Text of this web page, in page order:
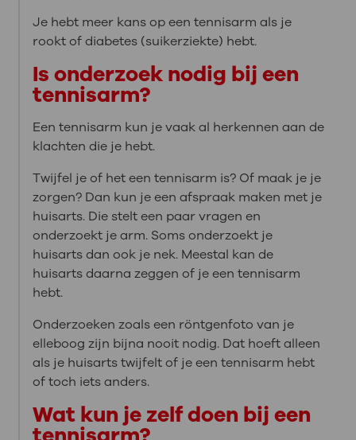
Je hebt meer kans op een tennisarm als je
rookt of diabetes (suikerziekte) hebt.
Is onderzoek nodig bij een
tennisarm?
Een tennisarm kun je vaak al herkennen aan de
klachten die je hebt.
Twijfel je of het een tennisarm is? Of maak je je
zorgen? Dan kun je een afspraak maken met je
huisarts. Die stelt een paar vragen en
onderzoekt je arm. Soms onderzoekt je
huisarts dan ook je nek. Meestal kan de
huisarts daarna zeggen of je een tennisarm
hebt.
Onderzoeken zoals een röntgenfoto van je
elleboog zijn bijna nooit nodig. Dat hoeft alleen
als je huisarts twijfelt of je een tennisarm hebt
of toch iets anders.
Wat kun je zelf doen bij een